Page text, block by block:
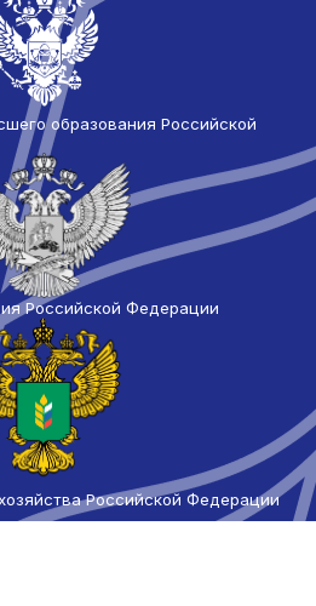
образования Российской
Российской Федерации
Российской Федерации